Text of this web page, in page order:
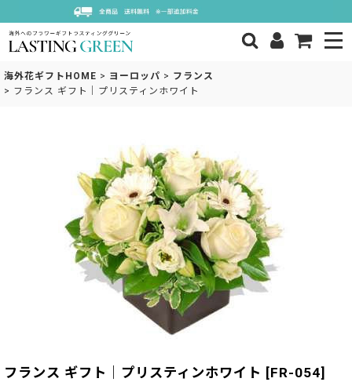
海外花ギフトHOME > ヨーロッパ > フランス
> フランス ギフト｜プリスティンホワイト
フランス ギフト｜プリスティンホワイト [FR-054]